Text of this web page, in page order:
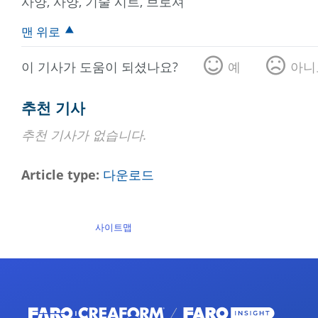
맨 위로
이 기사가 도움이 되셨나요? 예 아
추천 기사
추천 기사가 없습니다.
Article type 다운로드
사이트맵